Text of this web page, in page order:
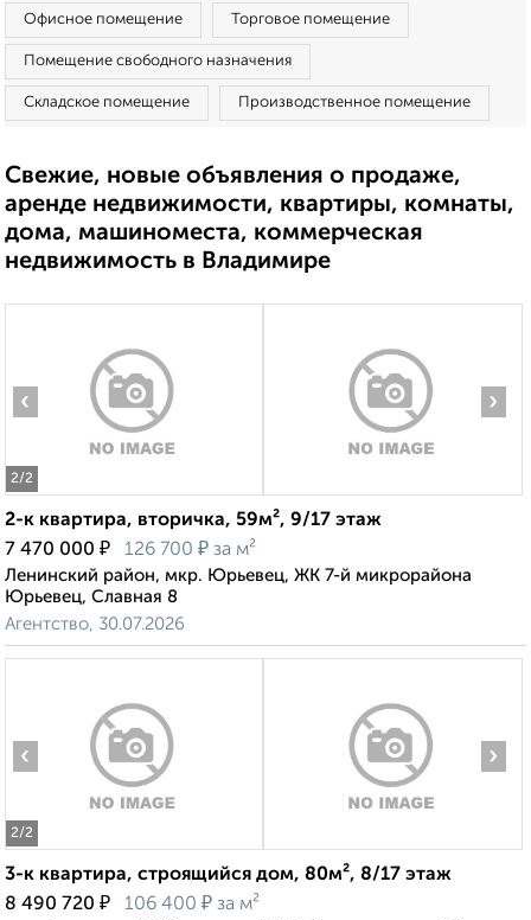
Офисное помещение Торговое помещение
Помещение свободного назначения
Складское помещение Производственное помещение
Свежие, новые объявления о продаже,
аренде недвижимости, квартиры, комнаты,
дома, машиноместа, коммерческая
недвижимость в Владимире
2/2
‹ ›
2-к квартира, вторичка, 59м², 9/17 этаж
7 470 000 ₽ 126 700 ₽ за м²
Ленинский район, мкр. Юрьевец, ЖК 7-й микрорайона
Юрьевец, Славная 8
Агентство, 30.07.2026
2/2
‹ ›
3-к квартира, строящийся дом, 80м², 8/17 этаж
8 490 720 ₽ 106 400 ₽ за м²